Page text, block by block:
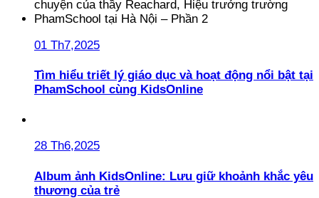
01 Th7,2025
Tìm hiểu triết lý giáo dục và hoạt động nổi bật tại
PhamSchool cùng KidsOnline
28 Th6,2025
Album ảnh KidsOnline: Lưu giữ khoảnh khắc yêu
thương của trẻ